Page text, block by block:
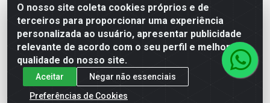
O nosso site coleta cookies próprios e de
terceiros para proporcionar uma experiência
personalizada ao usuário, apresentar publicidade
relevante de acordo com o seu perfil e melhorar a
qualidade do nosso site.
Aceitar
Negar não essenciais
Preferências de Cookies
Polimold Industrial Ltda - Estrada dos Casa, 4585 – São
Bernardo do Campo / SP – CEP: 09.840-000 - CNPJ
44.106.466/0001-41